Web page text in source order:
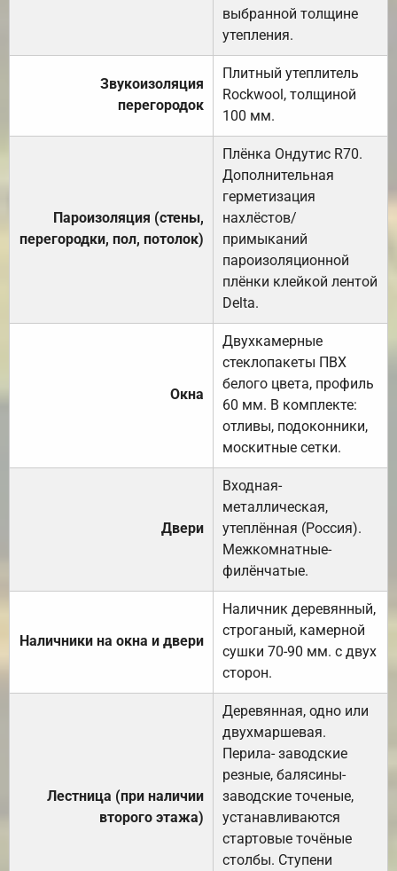
выбранной толщине
утепления.
Звукоизоляция
перегородок
Плитный утеплитель
Rockwool, толщиной
100 мм.
Пароизоляция (стены,
перегородки, пол, потолок)
Плёнка Ондутис R70.
Дополнительная
герметизация
нахлёстов/
примыканий
пароизоляционной
плёнки клейкой лентой
Delta.
Окна
Двухкамерные
стеклопакеты ПВХ
белого цвета, профиль
60 мм. В комплекте:
отливы, подоконники,
москитные сетки.
Двери
Входная-
металлическая,
утеплённая (Россия).
Межкомнатные-
филёнчатые.
Наличники на окна и двери
Наличник деревянный,
строганый, камерной
сушки 70-90 мм. с двух
сторон.
Лестница (при наличии
второго этажа)
Деревянная, одно или
двухмаршевая.
Перила- заводские
резные, балясины-
заводские точеные,
устанавливаются
стартовые точёные
столбы. Ступени